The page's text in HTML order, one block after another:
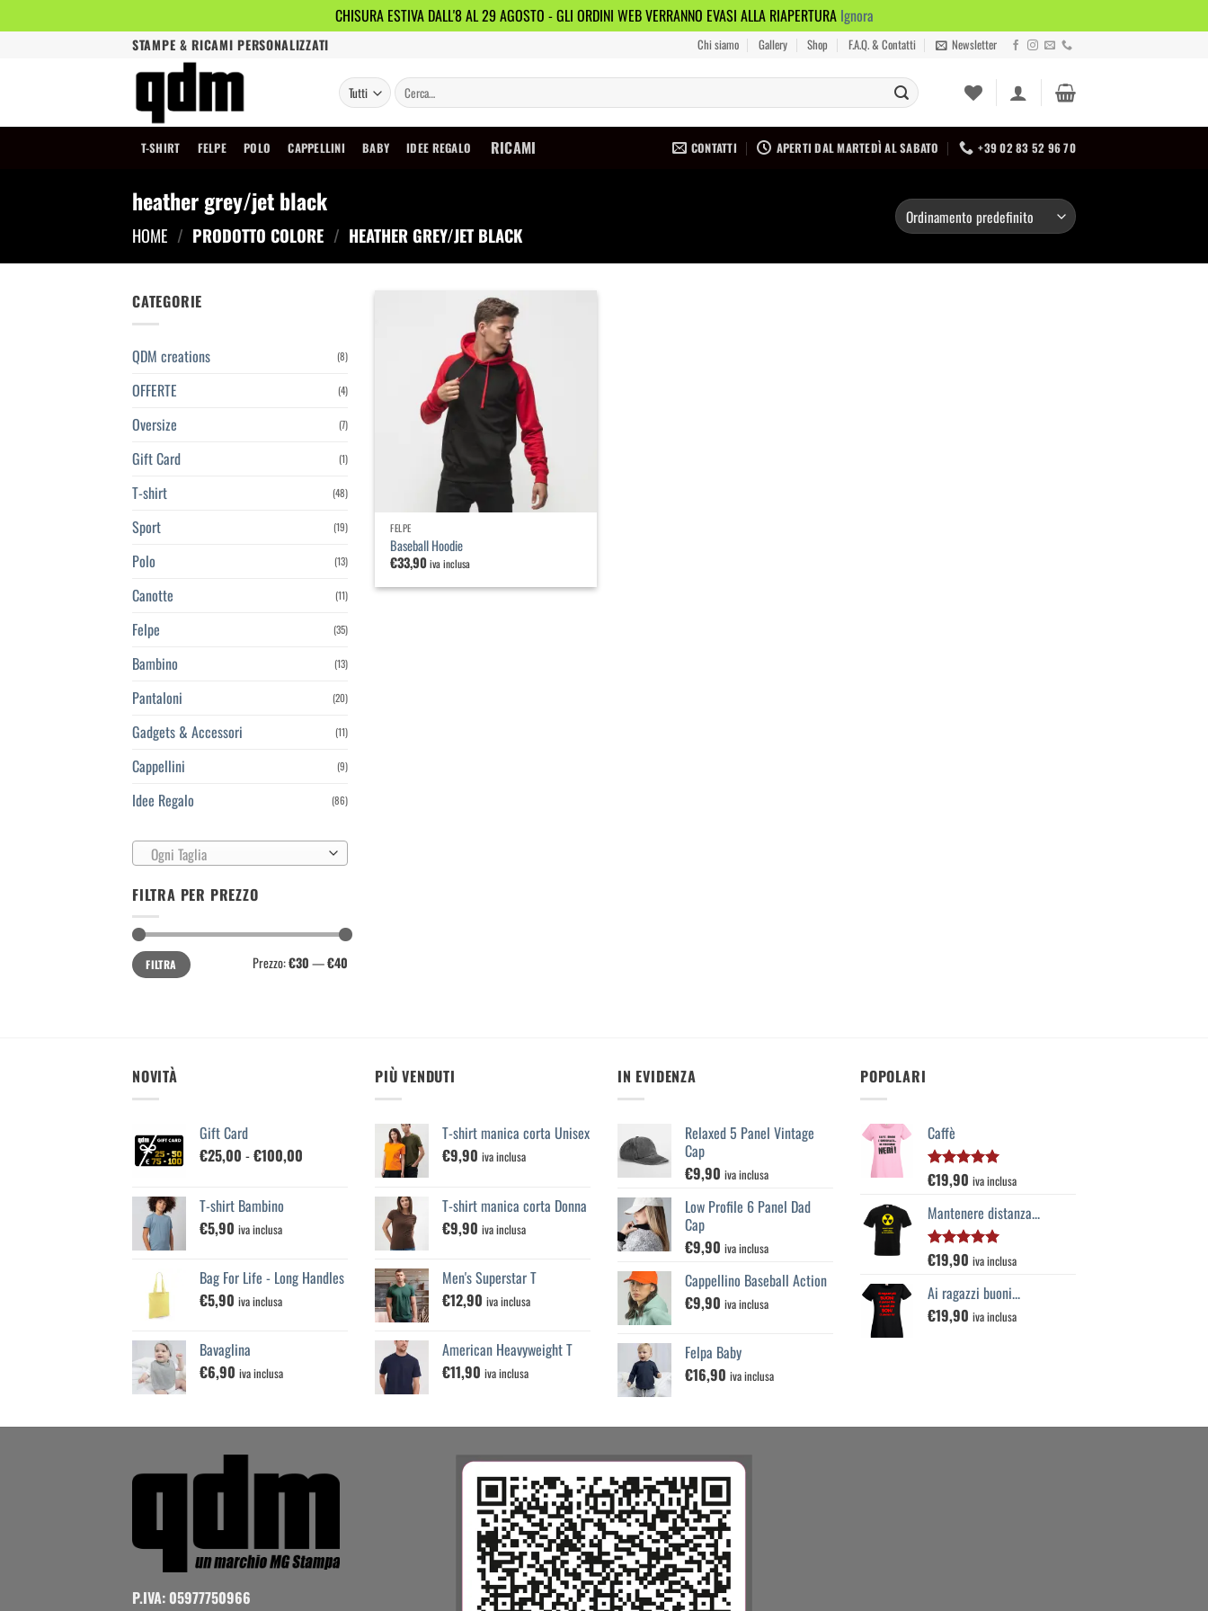
CHISURA ESTIVA DALL'8 AL 29 AGOSTO - GLI ORDINI WEB VERRANNO EVASI ALLA RIAPERTURA Ignora
STAMPE & RICAMI PERSONALIZZATI Chi siamo Gallery Shop F.A.Q. & Contatti Newsletter
Cerca:
T-SHIRT FELPE POLO CAPPELLINI BABY IDEE REGALO RICAMI CONTATTI APERTI DAL MARTEDÌ AL SABATO +39 02 83 52 96 70
heather grey/jet black
HOME / PRODOTTO COLORE / HEATHER GREY/JET BLACK
CATEGORIE
QDM creations (8)
OFFERTE (4)
Oversize (7)
Gift Card (1)
T-shirt (48)
Sport (19)
Polo (13)
Canotte (11)
Felpe (35)
Bambino (13)
Pantaloni (20)
Gadgets & Accessori (11)
Cappellini (9)
Idee Regalo (86)
Ogni Taglia
FILTRA PER PREZZO
Prezzo
Min
Prezzo
MaxFILTRA Prezzo:€30—€40
FELPE
Baseball Hoodie
€33,90iva inclusa
NOVITÀ
Gift Card
€25,00 -€100,00
€100,00
T-shirt Bambino
€5,90 iva inclusa
Bag For Life - Long Handles
€5,90 iva inclusa
Bavaglina
€6,90 iva inclusa
PIÙ VENDUTI
T-shirt manica corta Unisex
€9,90 iva inclusa
T-shirt manica corta Donna
€9,90 iva inclusa
Men's Superstar T
€12,90 iva inclusa
American Heavyweight T
€11,90 iva inclusa
IN EVIDENZA
Relaxed 5 Panel Vintage
Cap
€9,90 iva inclusa
Low Profile 6 Panel Dad
Cap
€9,90 iva inclusa
Cappellino Baseball Action
€9,90 iva inclusa
Felpa Baby
€16,90 iva inclusa
POPOLARI
Caffè
Valutato
5.00
€19,90 iva inclusa
Mantenere distanza...
Valutato
5.00
€19,90 iva inclusa
Ai ragazzi buoni...
€19,90 iva inclusa
P.IVA: 05977750966